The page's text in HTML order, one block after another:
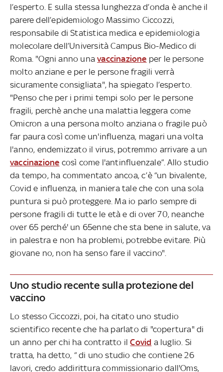
l’esperto. E sulla stessa lunghezza d’onda è anche il
parere dell’epidemiologo Massimo Ciccozzi,
responsabile di Statistica medica e epidemiologia
molecolare dell’Università Campus Bio-Medico di
Roma. "Ogni anno unavaccinazione per le persone
molto anziane e per le persone fragili verrà
sicuramente consigliata", ha spiegato l’esperto.
"Penso che per i primi tempi solo per le persone
fragili, perchè anche una malattia leggera come
Omicron a una persona molto anziana o fragile può
far paura così come un'influenza, magari una volta
l'anno, endemizzato il virus, potremmo arrivare a un
vaccinazione così come l'antinfluenzale”. Allo studio
da tempo, ha commentato ancoa, c’è “un bivalente,
Covid e influenza, in maniera tale che con una sola
puntura si può proteggere. Ma io parlo sempre di
persone fragili di tutte le età e di over 70, neanche
over 65 perché' un 65enne che sta bene in salute, va
in palestra e non ha problemi, potrebbe evitare. Più
giovane no, non ha senso fare il vaccino".
Uno studio recente sulla protezione del
vaccino
Lo stesso Ciccozzi, poi, ha citato uno studio
scientifico recente che ha parlato di "copertura" di
un anno per chi ha contratto ilCovid a luglio. Si
tratta, ha detto, “ di uno studio che contiene 26
lavori, credo addirittura commissionario dall'Oms,